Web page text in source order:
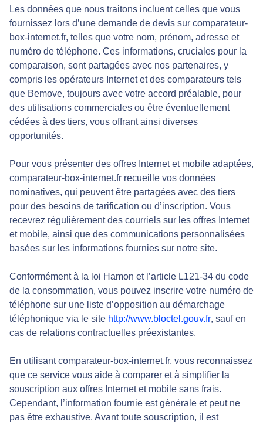
Les données que nous traitons incluent celles que vous
fournissez lors d’une demande de devis sur comparateur-
box-internet.fr, telles que votre nom, prénom, adresse et
numéro de téléphone. Ces informations, cruciales pour la
comparaison, sont partagées avec nos partenaires, y
compris les opérateurs Internet et des comparateurs tels
que Bemove, toujours avec votre accord préalable, pour
des utilisations commerciales ou être éventuellement
cédées à des tiers, vous offrant ainsi diverses
opportunités.
Pour vous présenter des offres Internet et mobile adaptées,
comparateur-box-internet.fr recueille vos données
nominatives, qui peuvent être partagées avec des tiers
pour des besoins de tarification ou d’inscription. Vous
recevrez régulièrement des courriels sur les offres Internet
et mobile, ainsi que des communications personnalisées
basées sur les informations fournies sur notre site.
Conformément à la loi Hamon et l’article L121-34 du code
de la consommation, vous pouvez inscrire votre numéro de
téléphone sur une liste d’opposition au démarchage
téléphonique via le site http://www.bloctel.gouv.fr, sauf en
cas de relations contractuelles préexistantes.
En utilisant comparateur-box-internet.fr, vous reconnaissez
que ce service vous aide à comparer et à simplifier la
souscription aux offres Internet et mobile sans frais.
Cependant, l’information fournie est générale et peut ne
pas être exhaustive. Avant toute souscription, il est